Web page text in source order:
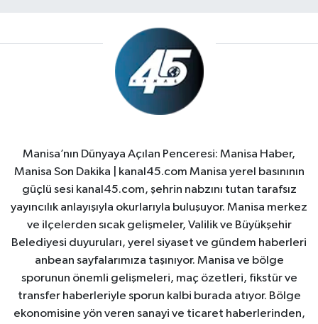
Manisa’nın Dünyaya Açılan Penceresi: Manisa Haber,
Manisa Son Dakika | kanal45.com Manisa yerel basınının
güçlü sesi kanal45.com, şehrin nabzını tutan tarafsız
yayıncılık anlayışıyla okurlarıyla buluşuyor. Manisa merkez
ve ilçelerden sıcak gelişmeler, Valilik ve Büyükşehir
Belediyesi duyuruları, yerel siyaset ve gündem haberleri
anbean sayfalarımıza taşınıyor. Manisa ve bölge
sporunun önemli gelişmeleri, maç özetleri, fikstür ve
transfer haberleriyle sporun kalbi burada atıyor. Bölge
ekonomisine yön veren sanayi ve ticaret haberlerinden,